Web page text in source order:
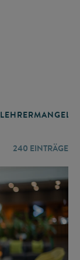
LEHRERMANGEL
240 EINTRÄGE